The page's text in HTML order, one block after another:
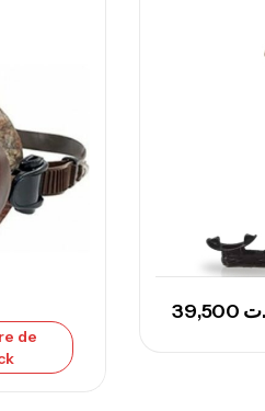
Sunset Secret Cove 450
G
,
د.ت768,000
د.ت692,000
Sunset Secret Cove 420
د.ت
د.ت673,000
de